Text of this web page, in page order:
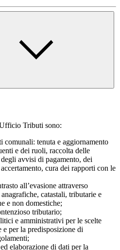
Tributi sono:
comunali: tenuta e aggiornamento
e dei ruoli, raccolta delle
avvisi di pagamento, dei
cura dei rapporti con le
all’evasione attraverso
catastali, tributarie e
e non domestiche;
tributario;
e amministrativi per le scelte
e per la predisposizione di
elaborazione di dati per la